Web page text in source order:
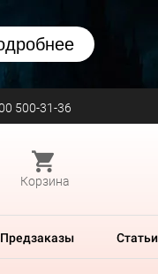
500-31-36
Корзина
Предзаказы Статьи